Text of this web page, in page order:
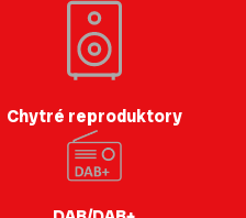
Chytré reproduktory